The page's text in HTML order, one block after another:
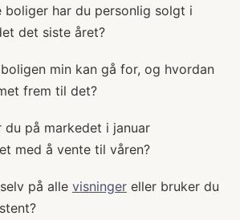
boliger har du personlig solgt i
det siste året?
min kan gå for, og hvordan
frem til det?
du på markedet i januar
med å vente til våren?
på alle visningereller bruker du